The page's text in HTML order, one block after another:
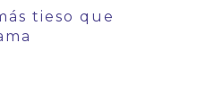
tieso que